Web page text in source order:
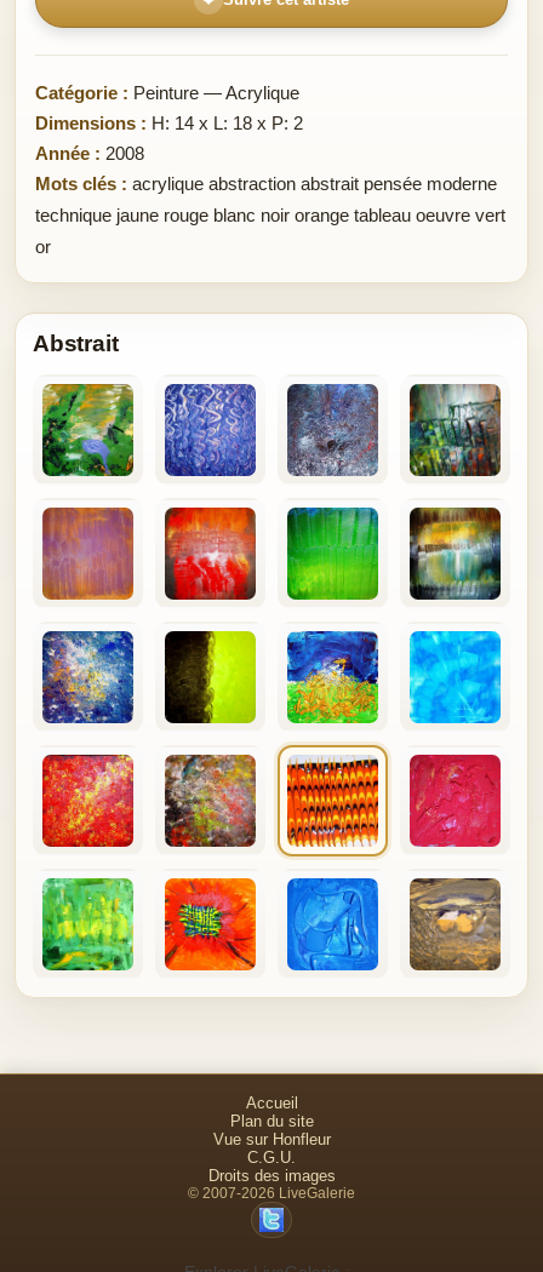
Catégorie : Peinture — Acrylique
Dimensions : H: 14 x L: 18 x P: 2
Année : 2008
Mots clés : acrylique abstraction abstrait pensée moderne
technique jaune rouge blanc noir orange tableau oeuvre vert
or
Abstrait
Accueil
Plan du site
Vue sur Honfleur
C.G.U.
Droits des images
© 2007-2026 LiveGalerie